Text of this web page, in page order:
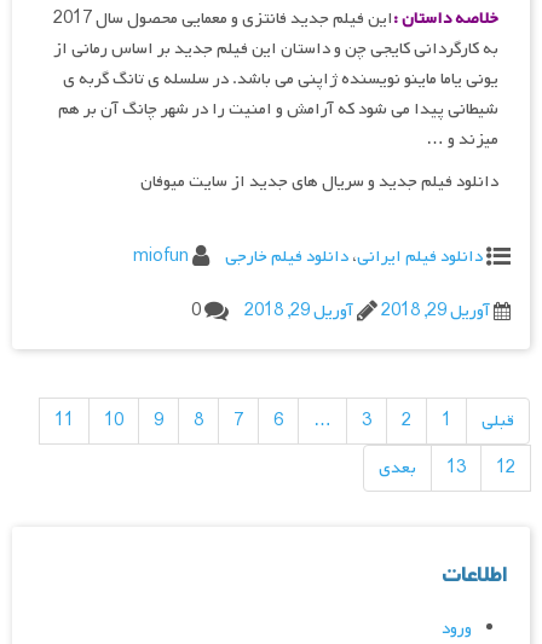
خلاصه داستان :
این فیلم جدید فانتزی و معمایی محصول سال 2017
به کارگردانی کایجی چن و داستان این فیلم جدید بر اساس رمانی از
یونی یاما ماینو نویسنده ژاپنی می باشد. در سلسله ی تانگ گربه ی
شیطانی پیدا می شود که آرامش و امنیت را در شهر چانگ آن بر هم
میزند و …
دانلود فیلم جدید و سریال های جدید از سایت میوفان
دانلود فیلم ایرانی،دانلود فیلم خارجی
miofun
آوریل 29, 2018
آوریل 29, 2018 0
راهبری
نوشته‌ها
قبلی 1
2
3
…
6
7
8
9
10
11
12
13 بعدی
اطلاعات
ورود